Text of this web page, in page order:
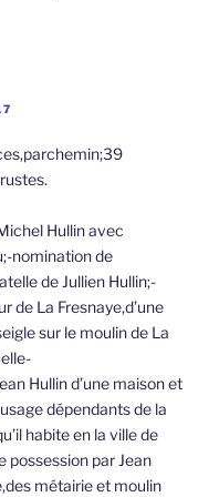
Hullin avec
nomination de
de Jullien Hullin;-
de La Fresnaye,d’une
sur le moulin de La
Hullin d’une maison et
dépendants de la
habite en la ville de
possession par Jean
métairie et moulin